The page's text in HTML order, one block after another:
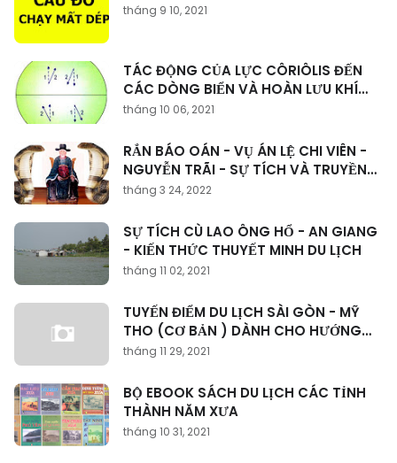
tháng 9 10, 2021
TÁC ĐỘNG CỦA LỰC CÔRIÔLIS ĐẾN
CÁC DÒNG BIỂN VÀ HOÀN LƯU KHÍ
QUYỂN
tháng 10 06, 2021
RẮN BÁO OÁN - VỤ ÁN LỆ CHI VIÊN -
NGUYỄN TRÃI - SỰ TÍCH VÀ TRUYỀN
THUYẾT
tháng 3 24, 2022
SỰ TÍCH CÙ LAO ÔNG HỔ - AN GIANG
- KIẾN THỨC THUYẾT MINH DU LỊCH
tháng 11 02, 2021
TUYẾN ĐIỂM DU LỊCH SÀI GÒN - MỸ
THO (CƠ BẢN ) DÀNH CHO HƯỚNG
DẪN VIÊN
tháng 11 29, 2021
BỘ EBOOK SÁCH DU LỊCH CÁC TỈNH
THÀNH NĂM XƯA
tháng 10 31, 2021